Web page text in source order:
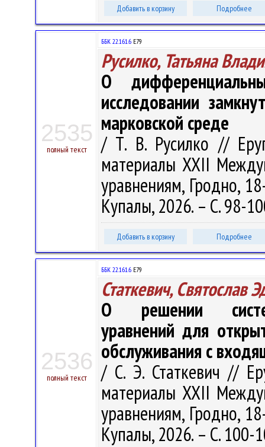
Добавить в корзину Подробнее
2535
полный текст
ББК 22.161.6 Е79
Русилко, Татьяна
О
исследовании
марковской среде
/ Т. В. Русилко //
материалы XXII
уравнениям, Гродно,
Купалы, 2026. – С. 98-
Добавить в корзину Подробнее
2536
полный текст
ББК 22.161.6 Е79
Статкевич, Святослав
О решении
уравнений для
обслуживания с
/ С. Э. Статкевич //
материалы XXII
уравнениям, Гродно,
Купалы, 2026. – С. 100-